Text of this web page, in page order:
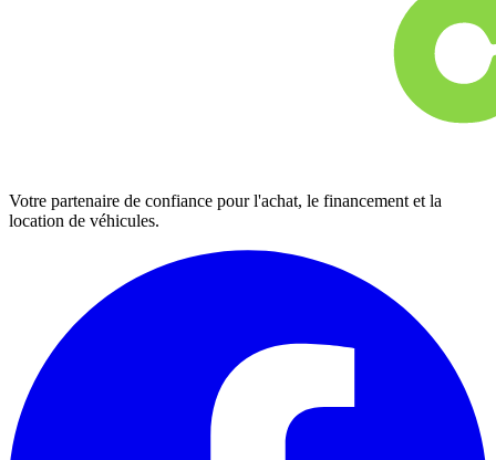
Votre partenaire de confiance pour l'achat, le financement et la
location de véhicules.